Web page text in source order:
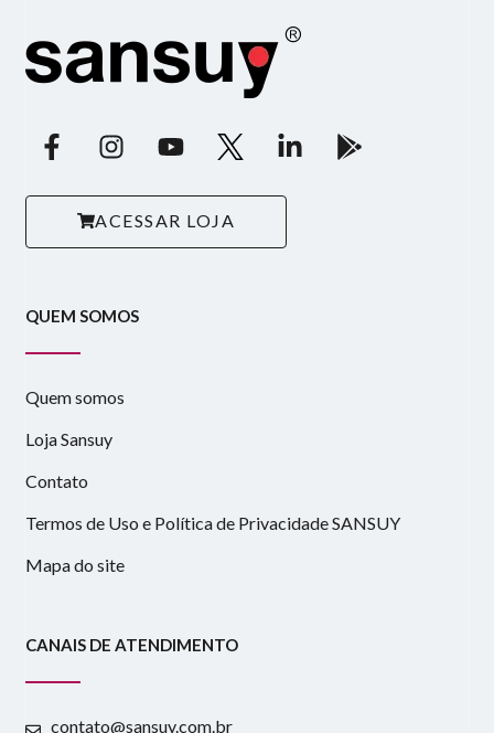
ACESSAR LOJA
QUEM SOMOS
Quem somos
Loja Sansuy
Contato
Termos de Uso e Política de Privacidade SANSUY
Mapa do site
CANAIS DE ATENDIMENTO
contato@sansuy.com.br